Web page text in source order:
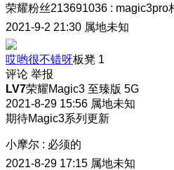
荣耀粉丝213691036 : magic3pro
2021-9-2 21:30 属地未知
哎哟很不错呀板凳 1
评论 举报
LV7荣耀Magic3 至臻版 5G
2021-8-29 15:56 属地未知
期待Magic3系列更新
小摩尔 : 必须的
2021-8-29 17:15 属地未知